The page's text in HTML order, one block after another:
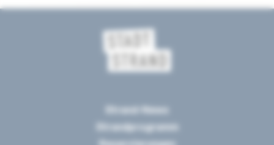
Strand-News
Strandprogramm